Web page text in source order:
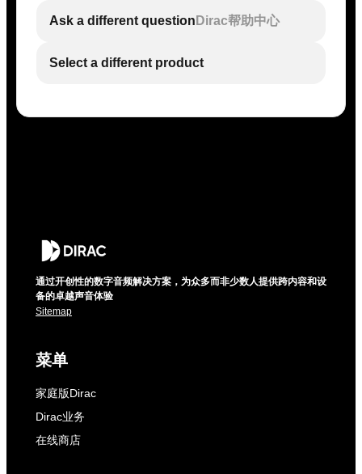
Ask a different question Dirac帮助中心
Select a different product
通过开创性的数字音频解决方案，为众多而非少数人提供跨内容和设
备的卓越声音体验
Sitemap
菜单
家庭版Dirac
Dirac业务
在线商店